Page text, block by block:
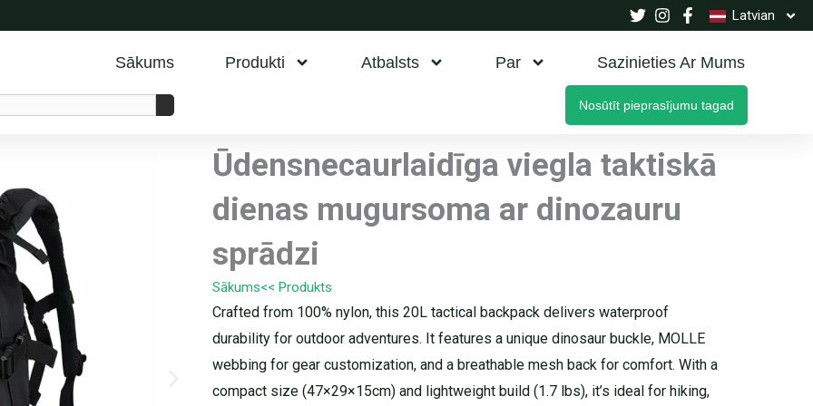
Latvian
Sākums Produkti Atbalsts Par Sazinieties Ar Mums
Nosūtīt pieprasījumu tagad
Ūdensnecaurlaidīga viegla taktiskā
dienas mugursoma ar dinozauru
sprādzi
Sākums<< Produkts
Crafted from 100% nylon, this 20L tactical backpack delivers waterproof
durability for outdoor adventures. It features a unique dinosaur buckle, MOLLE
webbing for gear customization, and a breathable mesh back for comfort. With a
compact size (47×29×15cm) and lightweight build (1.7 lbs), it’s ideal for hiking,